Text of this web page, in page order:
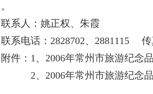
联系人：姚正权、朱霞
联系电话： 2828702、 2881115
附件： 1 、 2006年常州市旅游纪念
2、 2006年常州市旅游纪念